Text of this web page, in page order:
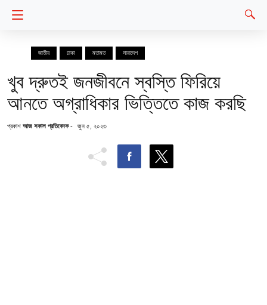
জাতীয় ঢাকা মতামত সারাদেশ
খুব দ্রুতই জনজীবনে স্বস্তি ফিরিয়ে
আনতে অগ্রাধিকার ভিত্তিতে কাজ করছি
প্রকাশ আজ সকাল প্রতিবেদক - জুন ৫, ২০২৩